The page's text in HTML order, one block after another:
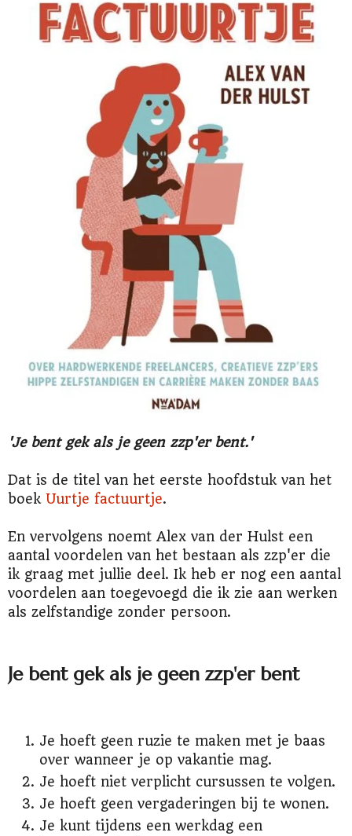
'Je bent gek als je geen zzp'er bent.'
Dat is de titel van het eerste hoofdstuk van het
boek Uurtje factuurtje.
En vervolgens noemt Alex van der Hulst een
aantal voordelen van het bestaan als zzp'er die
ik graag met jullie deel. Ik heb er nog een aantal
voordelen aan toegevoegd die ik zie aan werken
als zelfstandige zonder persoon.
Je bent gek als je geen zzp'er bent
Je hoeft geen ruzie te maken met je baas
over wanneer je op vakantie mag.
Je hoeft niet verplicht cursussen te volgen.
Je hoeft geen vergaderingen bij te wonen.
Je kunt tijdens een werkdag een